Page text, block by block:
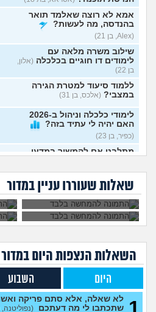
אמא לא רוצה שאלמד תואר
בהנדסה, מה לעשות?
(Alex, בן 21)
שילוב משרה מלאה עם
לימודים דו חוגיים בכלכלה (אלון,
בן 22)
ללמוד סיעוד למטרת הגירה
במצבי? (אלכס, בן 31)
לימודי כלכלה וניהול ב-2026
האם יהיה לי עתיד בזה?
(כפיר, בן 23)
מתלבט אם להמשיך במדעי
(מדמח,
בן 21)
מה הדרך הכי טובה ללמוד
למבחן? (אודי, בן 20)
האם קיבלתי מספיק בבר אילן
כיתה ח)
(כפיר, בן 14)
לימודי גיאוגרפיה? (אנונימית, בת
19)
מתלבט על כיון לימודים (יואב, בן
27)
שאלות שעוררו עניין במדור
איך לשלב בין עבודה,
כושר, משפחה
וזוגיות?
על
לא מצליחה להתאפס
על הלימודים, לא רוצה
לפרוש מהתואר, מה
לעשות?
בן
השאלות הנצפות היוםבמדור
היום השבוע
לא שאלה, אלא סתם פריקה
שתכתבו לי מה דעתכם